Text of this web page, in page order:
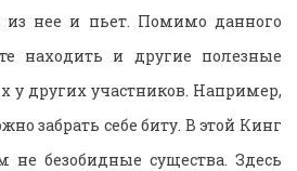
из нее и пьет. Помимо данного
находить и другие полезные
у других участников. Например,
забрать себе биту. В этой Кинг
не безобидные существа. Здесь